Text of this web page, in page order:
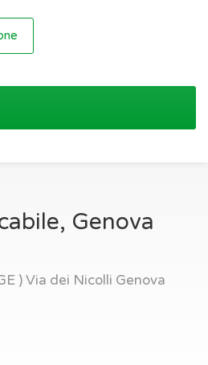
Genova
) Via dei Nicolli Genova